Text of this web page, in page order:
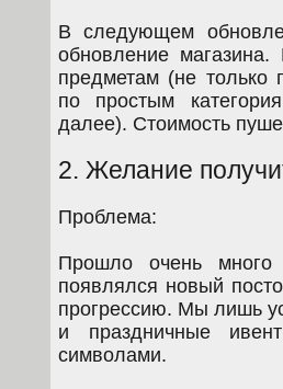
В следующем
обновление
предметам (не
по простым
далее). Стоимость
2. Желание
Проблема:
Прошло очень
появлялся новый
прогрессию. Мы лишь
и праздничные
символами.